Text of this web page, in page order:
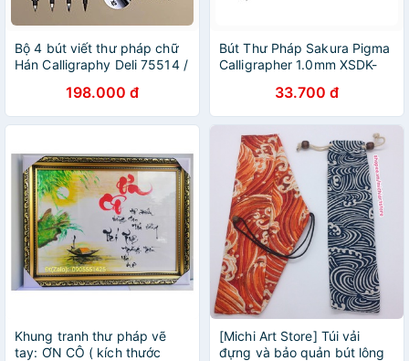
Bộ 4 bút viết thư pháp chữ
Hán Calligraphy Deli 75514 /
thêm mực198.000 đ
Bút Thư Pháp Sakura Pigma
Calligrapher 1.0mm XSDK-
33.700 đ
Khung tranh thư pháp vẽ
tay: ƠN CÔ ( kích thước
[Michi Art Store] Túi vải
đựng và bảo quản bút lông